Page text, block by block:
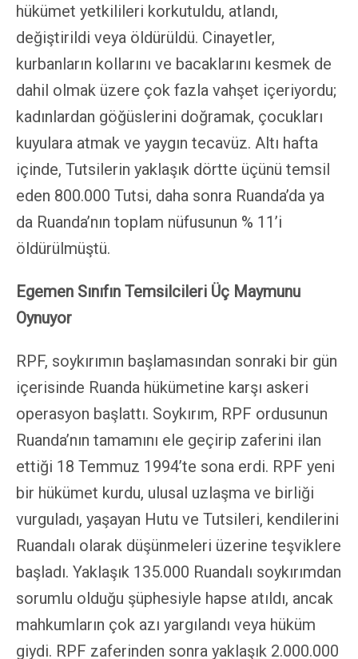
hükümet yetkilileri korkutuldu, atlandı,
değiştirildi veya öldürüldü. Cinayetler,
kurbanların kollarını ve bacaklarını kesmek de
dahil olmak üzere çok fazla vahşet içeriyordu;
kadınlardan göğüslerini doğramak, çocukları
kuyulara atmak ve yaygın tecavüz. Altı hafta
içinde, Tutsilerin yaklaşık dörtte üçünü temsil
eden 800.000 Tutsi, daha sonra Ruanda’da ya
da Ruanda’nın toplam nüfusunun % 11’i
öldürülmüştü.
Egemen Sınıfın Temsilcileri Üç Maymunu
Oynuyor
RPF, soykırımın başlamasından sonraki bir gün
içerisinde Ruanda hükümetine karşı askeri
operasyon başlattı. Soykırım, RPF ordusunun
Ruanda’nın tamamını ele geçirip zaferini ilan
ettiği 18 Temmuz 1994’te sona erdi. RPF yeni
bir hükümet kurdu, ulusal uzlaşma ve birliği
vurguladı, yaşayan Hutu ve Tutsileri, kendilerini
Ruandalı olarak düşünmeleri üzerine teşviklere
başladı. Yaklaşık 135.000 Ruandalı soykırımdan
sorumlu olduğu şüphesiyle hapse atıldı, ancak
mahkumların çok azı yargılandı veya hüküm
giydi. RPF zaferinden sonra yaklaşık 2.000.000